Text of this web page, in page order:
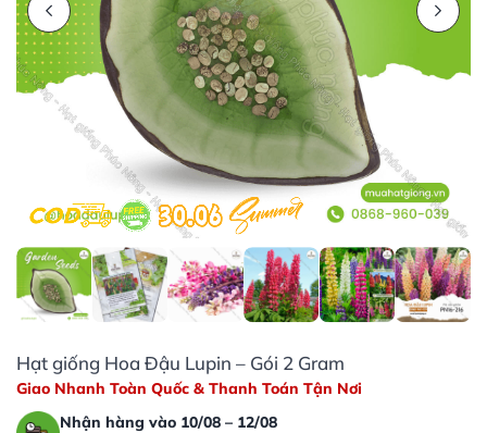
Hạt giống Hoa Đậu Lupin – Gói 2 Gram
Giao Nhanh Toàn Quốc & Thanh Toán Tận Nơi
Nhận hàng vào 10/08 – 12/08